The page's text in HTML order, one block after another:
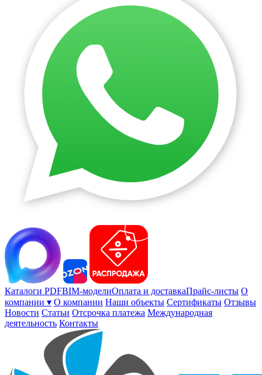
Каталоги PDFBIM-моделиОплата и доставкаПрайс-листы О
компании ▾ О компании Наши объекты Сертификаты Отзывы
Новости Статьи Отсрочка платежа Международная
деятельность Контакты